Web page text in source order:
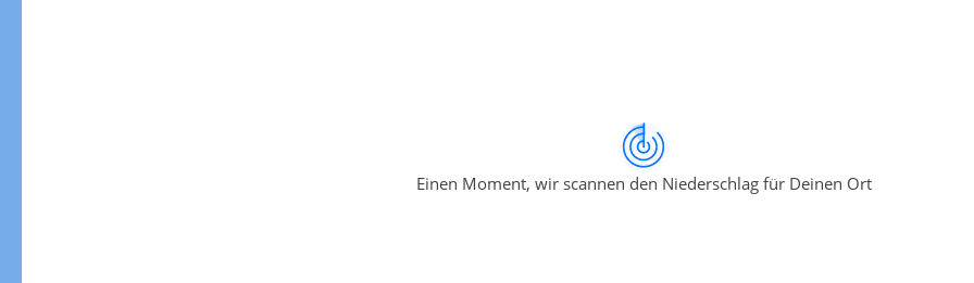
Einen Moment, wir scannen den Niederschlag für Deinen Ort